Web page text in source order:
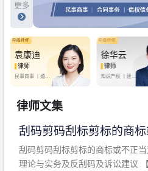
更多
袁康迪
律师
民事商事 丨 婚姻
徐华云
律师
知识产权 丨 建设
律师文集
刮码剪码刮标剪标的商
实务及反刮码及诉讼建
案例裁判要旨】
刮码剪码刮标剪标的商标或不正
理论与实务及反刮码及诉讼建议